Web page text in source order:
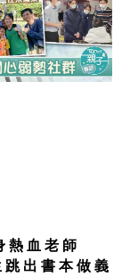
熱血老師
出書本做義